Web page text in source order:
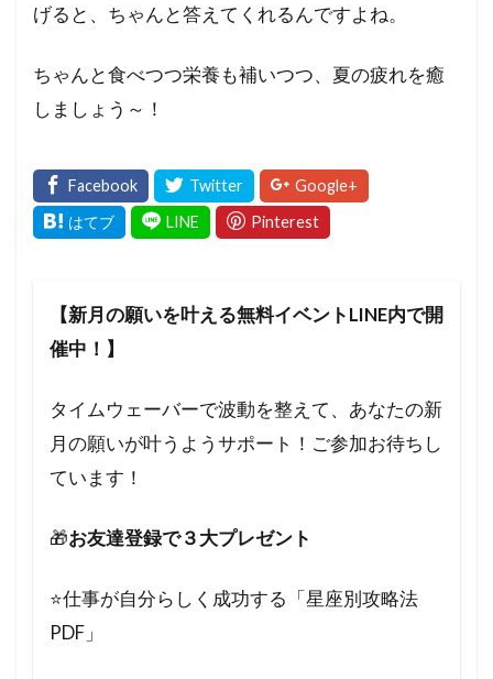
げると、ちゃんと答えてくれるんですよね。
ちゃんと食べつつ栄養も補いつつ、夏の疲れを癒
しましょう～！
【新月の願いを叶える無料イベントLINE内で開
催中！】
タイムウェーバーで波動を整えて、あなたの新
月の願いが叶うようサポート！ご参加お待ちし
ています！
🎁お友達登録で３大プレゼント
⭐️仕事が自分らしく成功する「星座別攻略法
PDF」